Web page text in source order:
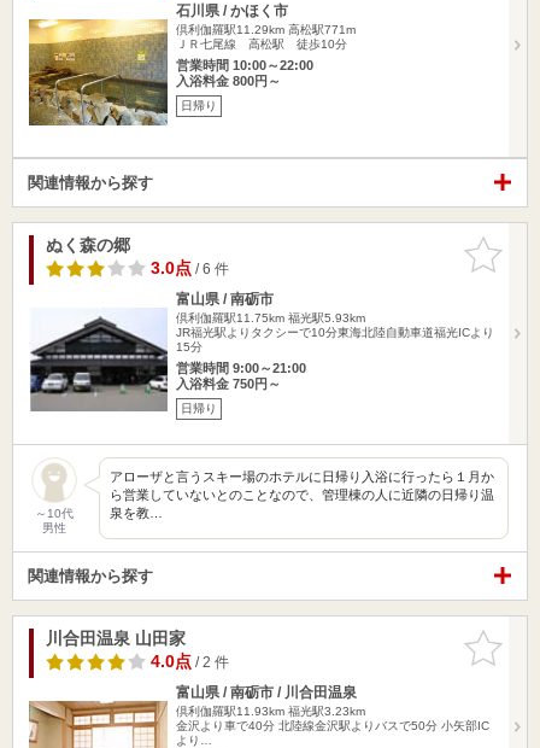
石川県 / かほく市
倶利伽羅駅11.29km 高松駅771m
ＪＲ七尾線 高松駅 徒歩10分
営業時間 10:00～22:00
入浴料金 800円～
日帰り
関連情報から探す
お気に入
りに追加
ぬく森の郷
3.0点/ 6 件
富山県 / 南砺市
倶利伽羅駅11.75km 福光駅5.93km
JR福光駅よりタクシーで10分東海北陸自動車道福光ICより
15分
営業時間 9:00～21:00
入浴料金 750円～
日帰り
～10代
男性
アローザと言うスキー場のホテルに日帰り入浴に行ったら１月か
ら営業していないとのことなので、管理棟の人に近隣の日帰り温
泉を教…
関連情報から探す
お気に入
りに追加
川合田温泉 山田家
4.0点/ 2 件
富山県 / 南砺市 / 川合田温泉
倶利伽羅駅11.93km 福光駅3.23km
金沢より車で40分 北陸線金沢駅よりバスで50分 小矢部IC
より…